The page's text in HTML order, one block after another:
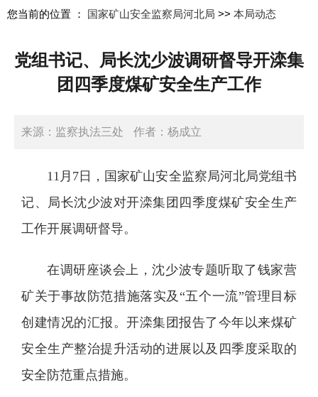
您当前的位置 ： 国家矿山安全监察局河北局 >> 本局动态
党组书记、局长沈少波调研督导开滦集
团四季度煤矿安全生产工作
来源：监察执法三处 作者：杨成立
11月7日，国家矿山安全监察局河北局党组书
记、局长沈少波对开滦集团四季度煤矿安全生产
工作开展调研督导。
在调研座谈会上，沈少波专题听取了钱家营
矿关于事故防范措施落实及“五个一流”管理目标
创建情况的汇报。开滦集团报告了今年以来煤矿
安全生产整治提升活动的进展以及四季度采取的
安全防范重点措施。